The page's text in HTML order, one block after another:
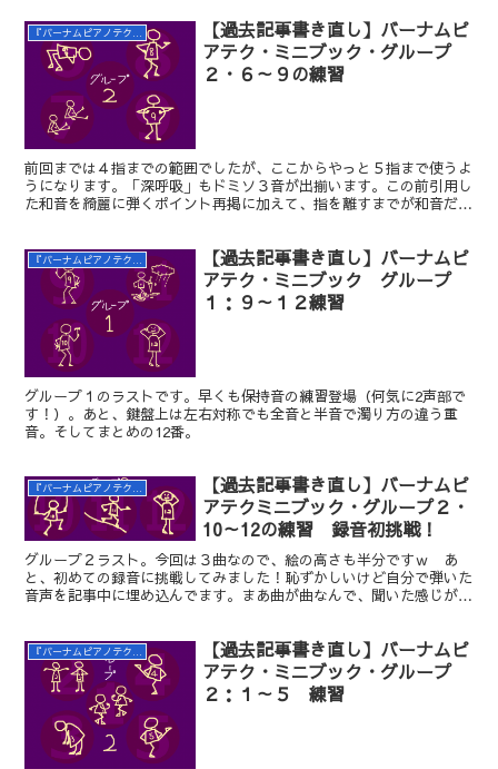
【過去記事書き直し】バーナムピ
アテク・ミニブック・グループ
２・６～９の練習
前回までは４指までの範囲でしたが、ここからやっと５指まで使うよ
うになります。「深呼吸」もドミソ３音が出揃います。この前引用し
た和音を綺麗に弾くポイント再掲に加えて、指を離すまでが和音だそ
【過去記事書き直し】バーナムピ
アテク・ミニブック グループ
１：９～１２練習
グループ１のラストです。早くも保持音の練習登場（何気に2声部で
す！）。あと、鍵盤上は左右対称でも全音と半音で濁り方の違う重
音。そしてまとめの12番。
【過去記事書き直し】バーナムピ
アテクミニブック・グループ２・
10～12の練習 録音初挑戦！
グループ２ラスト。今回は３曲なので、絵の高さも半分ですｗ あ
と、初めての録音に挑戦してみました！恥ずかしいけど自分で弾いた
音声を記事中に埋め込んでます。まあ曲が曲なんで、聞いた感じが打
『バーナムピアノテクニック ミニブック』の練習
【過去記事書き直し】バーナムピ
アテク・ミニブック・グループ
２：１～５ 練習